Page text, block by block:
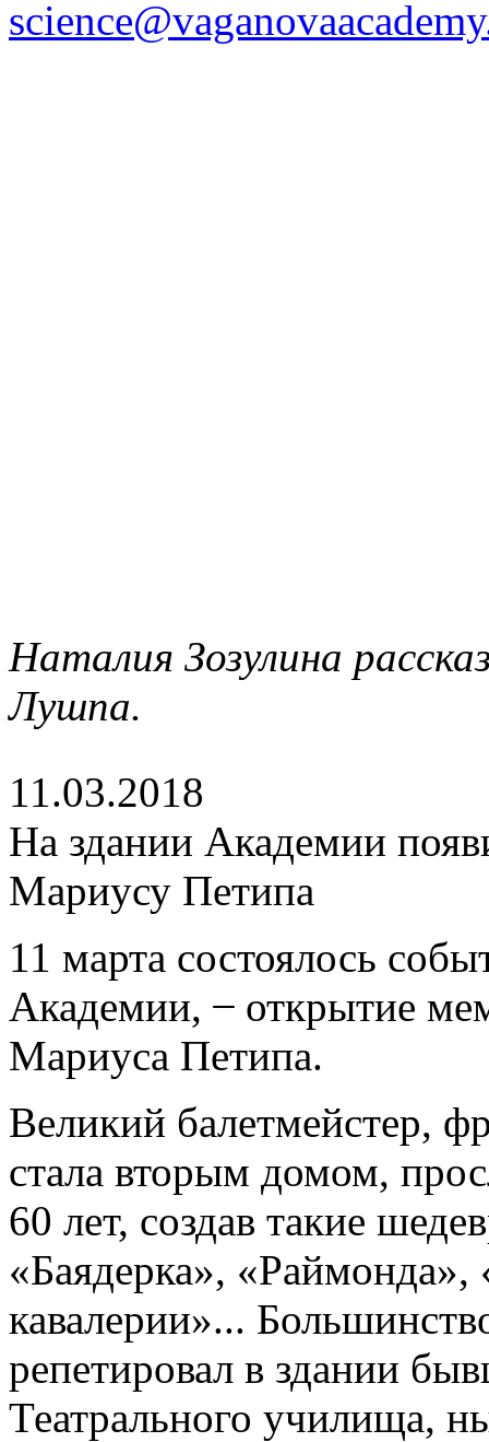
Наталия Зозулина
Лушпа.
11.03.2018
На здании Академии
Мариусу Петипа
11 марта состоялось
Академии, ̶ открытие
Мариуса Петипа.
Великий балетмейстер,
стала вторым домом,
60 лет, создав такие
«Баядерка»,
кавалерии»...
репетировал в здании
Театрального училища,